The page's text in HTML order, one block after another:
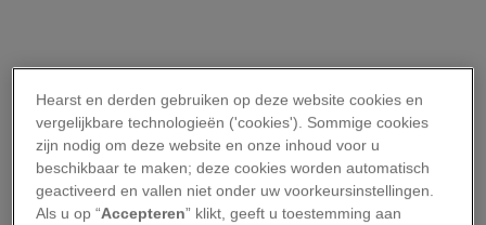
Hearst en derden gebruiken op deze website cookies en
vergelijkbare technologieën ('cookies'). Sommige cookies
zijn nodig om deze website en onze inhoud voor u
beschikbaar te maken; deze cookies worden automatisch
geactiveerd en vallen niet onder uw voorkeursinstellingen.
Als u op “Accepteren” klikt, geeft u toestemming aan